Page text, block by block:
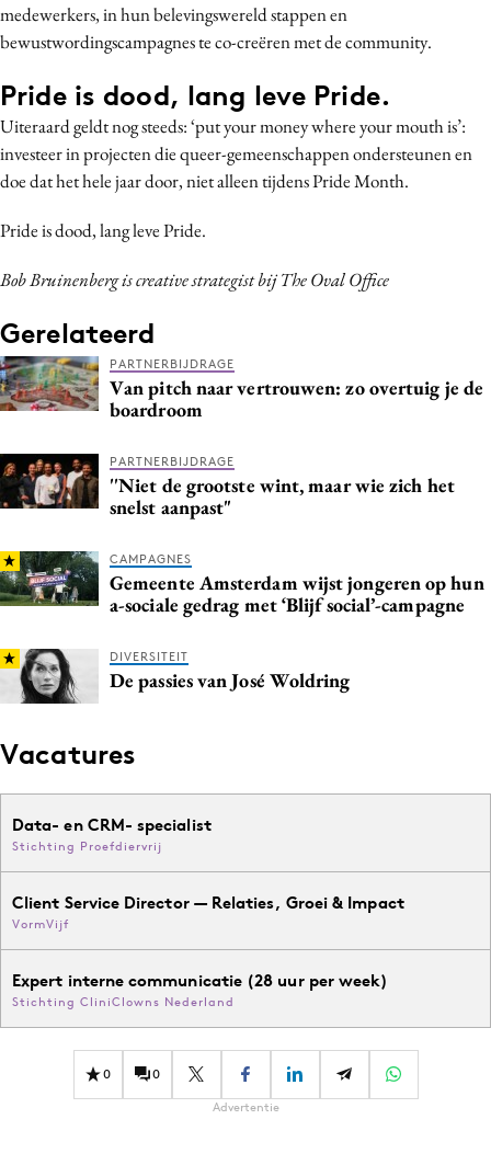
medewerkers, in hun belevingswereld stappen en
bewustwordingscampagnes te co-creëren met de community.
Pride is dood, lang leve Pride.
Uiteraard geldt nog steeds: ‘put your money where your mouth is’:
investeer in projecten die queer-gemeenschappen ondersteunen en
doe dat het hele jaar door, niet alleen tijdens Pride Month.
Pride is dood, lang leve Pride.
Bob Bruinenberg is creative strategist bij The Oval Office
Gerelateerd
PARTNERBIJDRAGE
Van pitch naar vertrouwen: zo overtuig je de
boardroom
PARTNERBIJDRAGE
''Niet de grootste wint, maar wie zich het
snelst aanpast"
CAMPAGNES
Gemeente Amsterdam wijst jongeren op hun
a-sociale gedrag met ‘Blijf social’-campagne
DIVERSITEIT
De passies van José Woldring
Vacatures
Data- en CRM- specialist
Stichting Proefdiervrij
Client Service Director — Relaties, Groei & Impact
VormVijf
Expert interne communicatie (28 uur per week)
Stichting CliniClowns Nederland
0 0
Advertentie